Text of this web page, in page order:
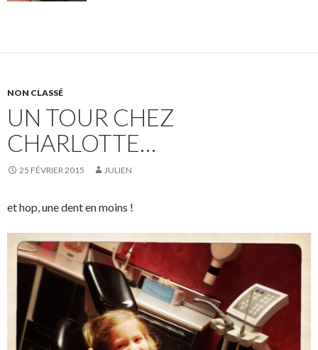
NON CLASSÉ
UN TOUR CHEZ
CHARLOTTE…
25 FÉVRIER 2015 JULIEN
et hop, une dent en moins !